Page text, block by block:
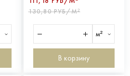
130,80 РУБ/М²
м²
В корзину